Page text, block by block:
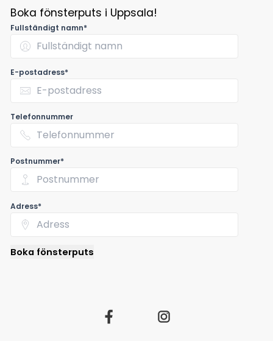
Boka fönsterputs i Uppsala!
Fullständigt namn*
E-postadress*
Telefonnummer
Postnummer*
Adress*
Boka fönsterputs